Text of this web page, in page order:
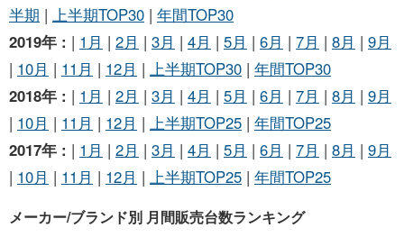
半期 | 上半期TOP30 | 年間TOP30
2019年 : | 1月 | 2月 | 3月 | 4月 | 5月 | 6月 | 7月 | 8月 | 9月
| 10月 | 11月 | 12月 | 上半期TOP30 | 年間TOP30
2018年 : | 1月 | 2月 | 3月 | 4月 | 5月 | 6月 | 7月 | 8月 | 9月
| 10月 | 11月 | 12月 | 上半期TOP25 | 年間TOP25
2017年 : | 1月 | 2月 | 3月 | 4月 | 5月 | 6月 | 7月 | 8月 | 9月
| 10月 | 11月 | 12月 | 上半期TOP25 | 年間TOP25
メーカー/ブランド別 月間販売台数ランキング